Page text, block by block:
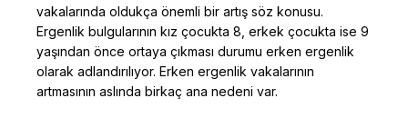
vakalarında oldukça önemli bir artış söz konusu.
Ergenlik bulgularının kız çocukta 8, erkek çocukta ise 9
yaşından önce ortaya çıkması durumu erken ergenlik
olarak adlandırılıyor. Erken ergenlik vakalarının
artmasının aslında birkaç ana nedeni var.